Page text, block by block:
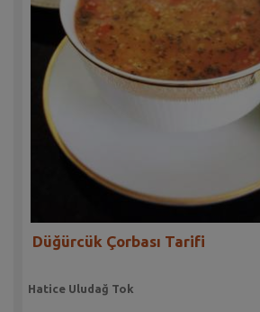
Düğürcük Çorbası Tarifi
Hatice Uludağ Tok